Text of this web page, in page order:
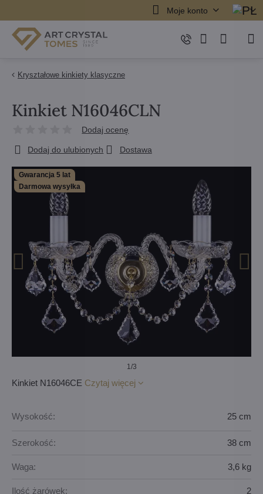
Moje konto
Kryształowe kinkiety klasyczne
Gwarancja 5 lat
Darmowa wysyłka
1/3
Kinkiet N16046CLN
Dodaj ocenę
Dodaj do ulubionych Dostawa
Kinkiet N16046CE Czytaj więcej
Wysokość: 25 cm
Szerokość: 38 cm
Waga: 3,6 kg
Ilość żarówek: 2